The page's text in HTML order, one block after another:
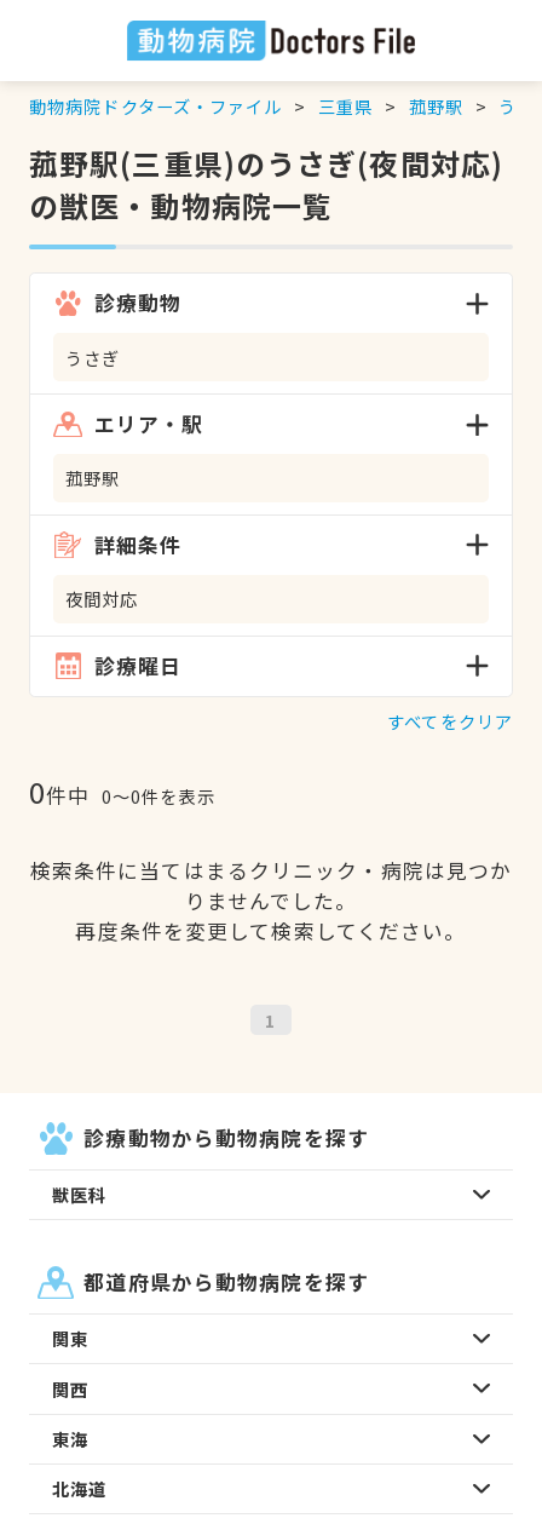
動物病院ドクターズ・ファイル 三重県 菰野駅 うさ
菰野駅(三重県)のうさぎ(夜間対応)
の獣医・動物病院一覧
診療動物
うさぎ
エリア・駅
菰野駅
詳細条件
夜間対応
診療曜日
すべてをクリア
0件中 0〜0件を表示
検索条件に当てはまるクリニック・病院は見つか
りませんでした。
再度条件を変更して検索してください。
1
診療動物から動物病院を探す
獣医科
都道府県から動物病院を探す
関東
関西
東海
北海道